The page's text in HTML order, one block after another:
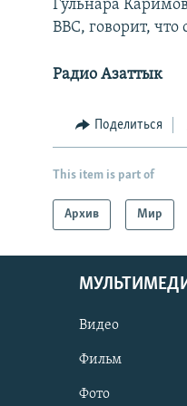
Гульнара
BBC, говорит,
Радио Азаттык
Поделиться
This item is part of
Архив Мир
Видео
Фильм
Фото